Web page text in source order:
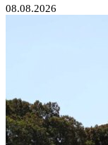
08.08.2026